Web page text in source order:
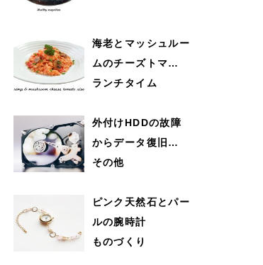
海老とマッシュルー
ムのチーズトマ…
ランチタイム
外付けHDDの故障
からデータ復旧…
その他
ピンク天然石とパー
ルの腕時計
ものづくり